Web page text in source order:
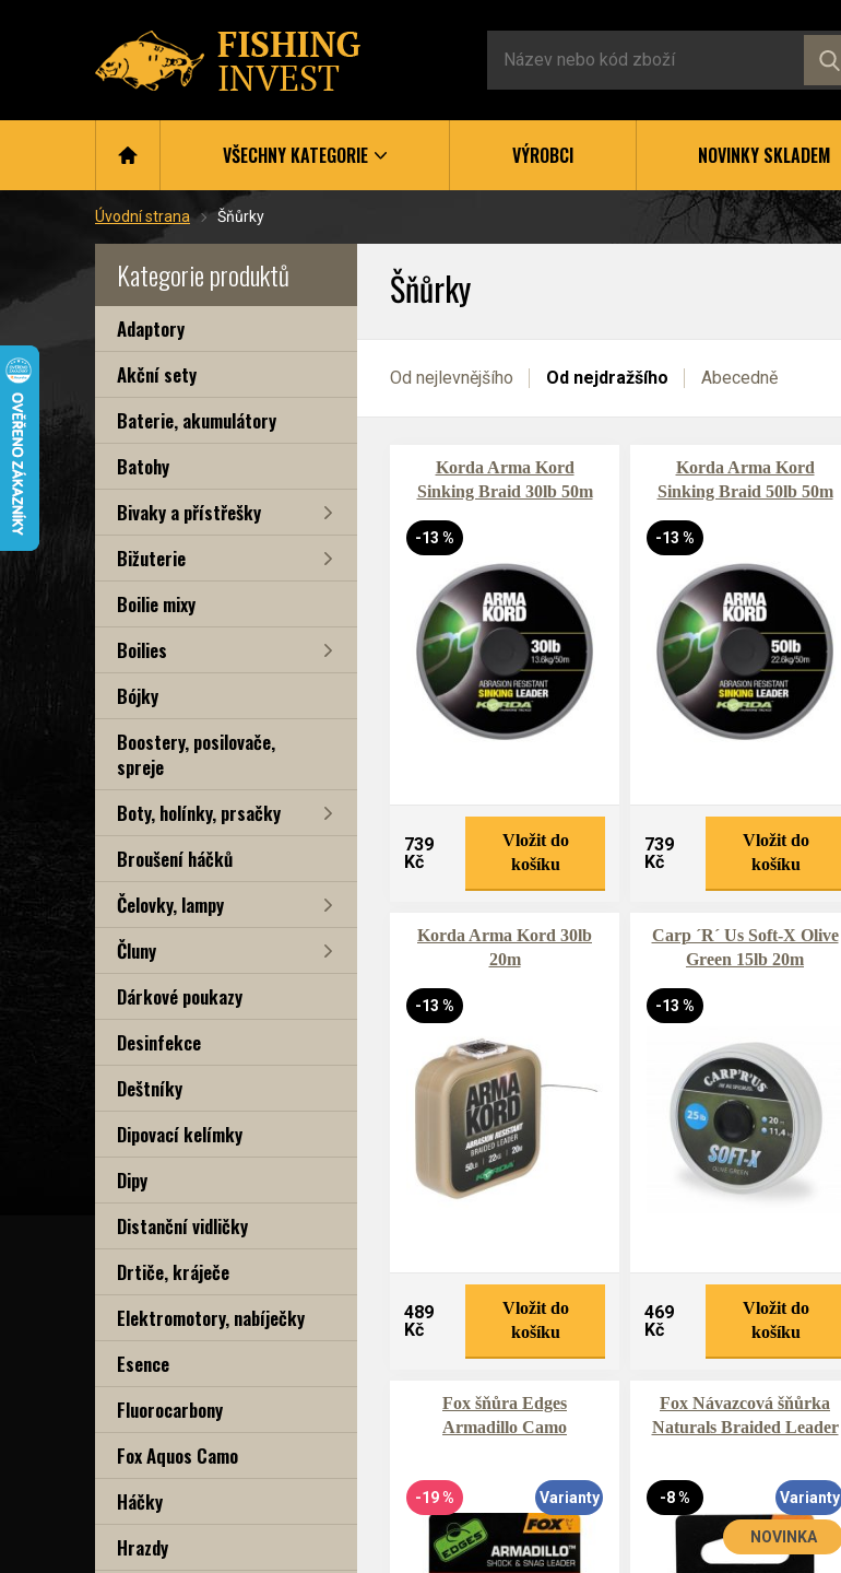
VŠECHNY KATEGORIE VÝROBCI NOVINKY SKLADEM
Úvodní strana Šňůrky
Kategorie produktů
Adaptory
Akční sety
Baterie, akumulátory
Batohy
Bivaky a přístřešky
Bižuterie
Boilie mixy
Boilies
Bójky
Boostery, posilovače,
spreje
Boty, holínky, prsačky
Broušení háčků
Čelovky, lampy
Čluny
Dárkové poukazy
Desinfekce
Deštníky
Dipovací kelímky
Dipy
Distanční vidličky
Drtiče, kráječe
Elektromotory, nabíječky
Esence
Fluorocarbony
Fox Aquos Camo
Háčky
Hrazdy
Šňůrky
Od nejlevnějšího Od nejdražšího Abecedně
Korda Arma Kord
Sinking Braid 30lb 50m
-13 %
739
Kč
Vložit do
košíku
Korda Arma Kord
Sinking Braid 50lb 50m
-13 %
739
Kč
Vložit do
košíku
Korda Arma Kord 30lb
20m
-13 %
489
Kč
Vložit do
košíku
Carp ´R´ Us Soft-X Olive
Green 15lb 20m
-13 %
469
Kč
Vložit do
košíku
Fox šňůra Edges
Armadillo Camo
-19 % Varianty
Fox Návazcová šňůrka
Naturals Braided Leader
-8 %
NOVINKA
Varianty